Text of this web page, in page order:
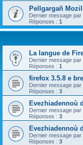
Pellgargañ
Dernier message par
Réponses : 1
La langue de
Dernier message par
Réponses : 1
firefox 3.5.8 e
Dernier message par
Réponses : 3
Evezhiadennoù
Dernier message par
Réponses : 3
Evezhiadennoù
Dernier message par
Réponses : 3